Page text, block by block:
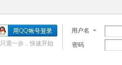
用户名
密码
只需一步，快速开始